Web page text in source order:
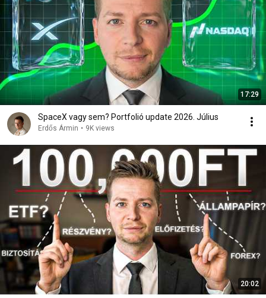
17:29
SpaceX vagy sem? Portfolió update 2026. Július
Erdős Ármin • 9K views
20:02